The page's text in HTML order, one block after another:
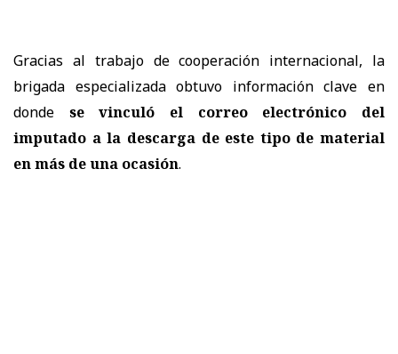
Gracias al trabajo de cooperación internacional, la
brigada especializada obtuvo información clave en
donde se vinculó el correo electrónico del
imputado a la descarga de este tipo de material
en más de una ocasión.